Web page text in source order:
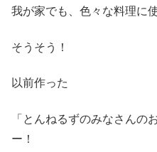
我が家でも、色々な料理に
そうそう！
以前作った
「とんねるずのみなさんの
ー！